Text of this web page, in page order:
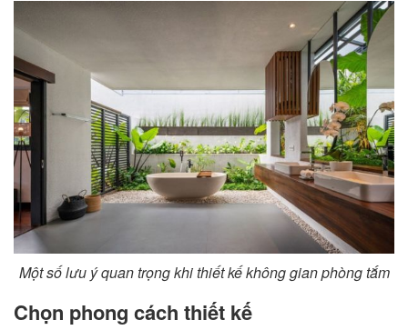
Một số lưu ý quan trọng khi thiết kế không gian phòng tắm
Chọn phong cách thiết kế